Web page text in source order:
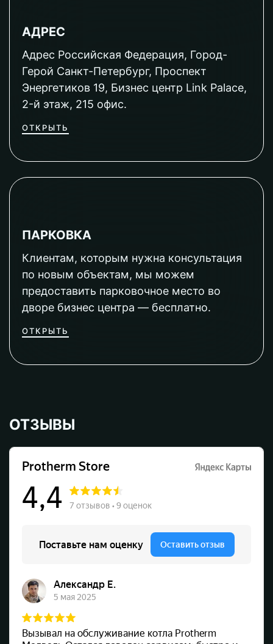
АДРЕС
Адрес Российская Федерация, Город-
Герой Санкт-Петербург, Проспект
Энергетиков 19, Бизнес центр Link Palace,
2-й этаж, 215 офис.
ОТКРЫТЬ
ПАРКОВКА
Клиентам, которым нужна консультация
по новым объектам, мы можем
предоставить парковочное место во
дворе бизнес центра — бесплатно.
ОТКРЫТЬ
ОТЗЫВЫ